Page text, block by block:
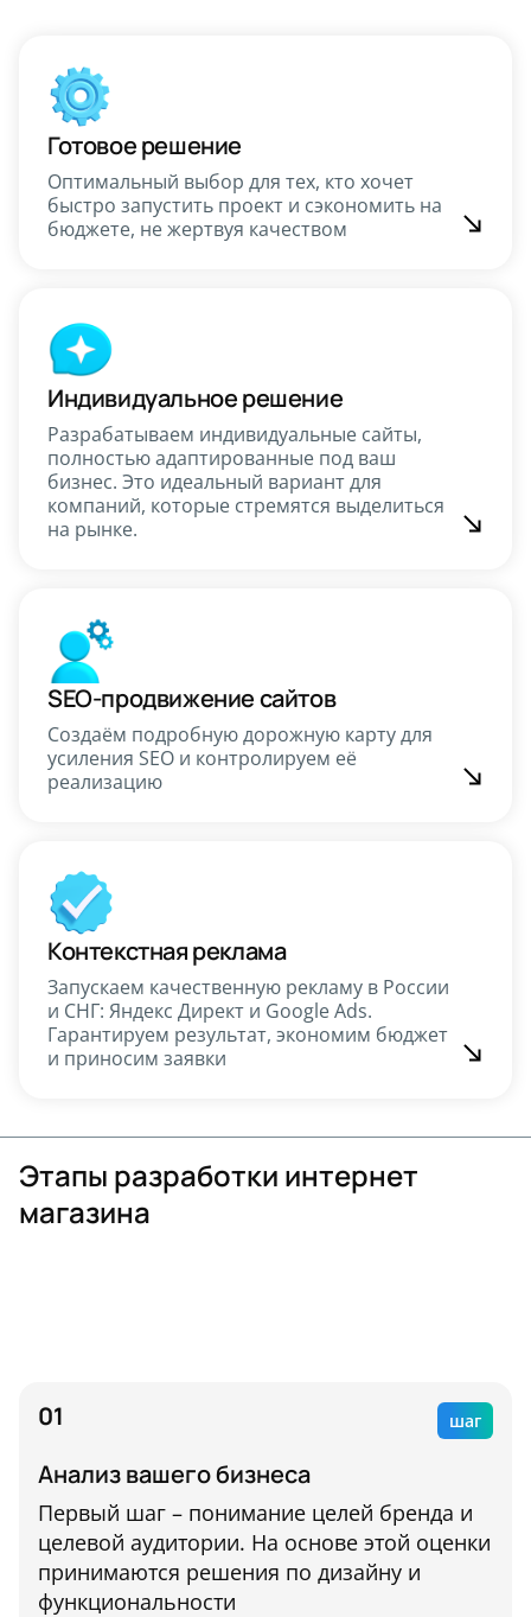
Готовое решение
Оптимальный выбор для тех, кто хочет
быстро запустить проект и сэкономить на
бюджете, не жертвуя качеством
Индивидуальное решение
Разрабатываем индивидуальные сайты,
полностью адаптированные под ваш
бизнес. Это идеальный вариант для
компаний, которые стремятся выделиться
на рынке.
SEO-продвижение сайтов
Создаём подробную дорожную карту для
усиления SEO и контролируем её
реализацию
Контекстная реклама
Запускаем качественную рекламу в России
и СНГ: Яндекс Директ и Google Ads.
Гарантируем результат, экономим бюджет
и приносим заявки
Этапы разработки интернет
магазина
01 шаг
Анализ вашего бизнеса
Первый шаг – понимание целей бренда и
целевой аудитории. На основе этой оценки
принимаются решения по дизайну и
функциональности